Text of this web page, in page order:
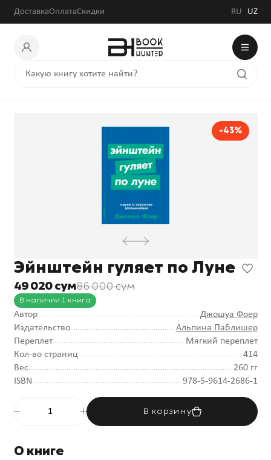
ДоставкаОплатаСкидки RU UZ
-43%
Эйнштейн гуляет по Луне
49 020 сум86 000 сум
В наличии 1 книга
Автор
Джошуа Фоер
Издательство
Альпина Паблишер
Переплет
Мягкий переплет
Кол-во страниц
414
Вес
260 гг
ISBN
978-5-9614-2686-1
В корзину
О книге